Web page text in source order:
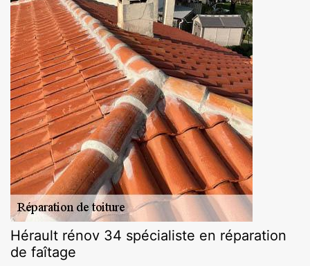
Hérault rénov 34 spécialiste en réparation
de faîtage